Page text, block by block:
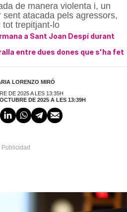
de manera violenta i, un
atacada pels agressors,
tot trepitjant-lo
a Sant Joan Despí durant
entre dues dones que s'ha fet
LORENZO MIRÓ
DE 2025 A LES 13:35H
DE 2025 A LES 13:39H